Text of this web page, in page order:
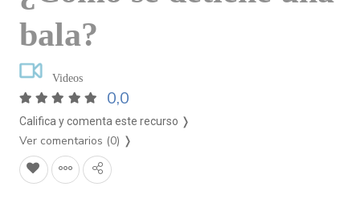
bala?
Videos
0,0
Califica y comenta este recurso ❭
Ver comentarios (0) ❭